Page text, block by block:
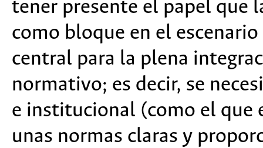
tener presente el papel que
como bloque en el
central para la plena
normativo; es decir, se
e institucional (como el que
unas normas claras y